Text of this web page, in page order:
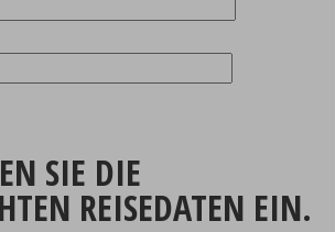
SIE DIE
REISEDATEN EIN.